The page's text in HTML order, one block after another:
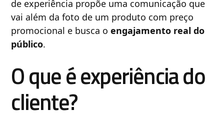
de experiência propõe uma comunicação que
vai além da foto de um produto com preço
promocional e busca oengajamento real do
público.
O que é experiência do
cliente?